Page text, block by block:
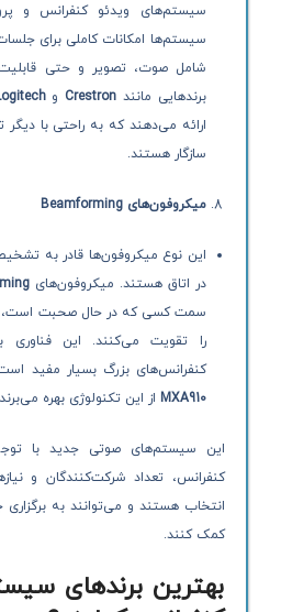
سیستم‌های ویدئو کنفرانس و
سیستم‌ها امکانات کاملی برای
شامل صوت، تصویر و حتی
برندهایی مانند Crestronو
ارائه می‌دهند که به راحتی با
سازگار هستند.
میکروفون‌های Beamforming
این نوع میکروفون‌ها قادر به
در اتاق هستند. میکروفون‌های
سمت کسی که در حال صحبت است،
را تقویت می‌کنند. این
کنفرانس‌های بزرگ بسیار مفید
MXA910 از این تکنولوژی بهره
این سیستم‌های صوتی جدید با
کنفرانس، تعداد شرکت‌کنندگان و
انتخاب هستند و می‌توانند به
کمک کنند.
بهترین برندهای